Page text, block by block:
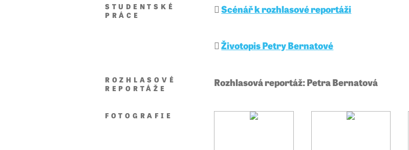
STUDENTSKÉ
PRÁCE
Scénář k rozhlasové reportáži
Životopis Petry Bernatové
ROZHLASOVÉ
REPORTÁŽE
Rozhlasová reportáž: Petra Bernatová
FOTOGRAFIE